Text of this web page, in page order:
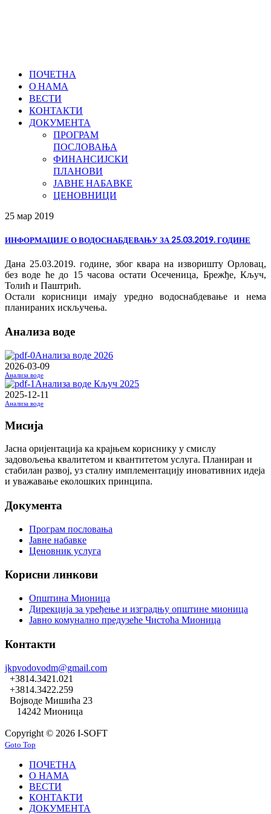
ПОЧЕТНА
О НАМА
ВЕСТИ
КОНТАКТИ
ДОКУМЕНТА
ПРОГРАМ
ПОСЛОВАЊА
ФИНАНСИЈСКИ
ПЛАНОВИ
ЈАВНЕ НАБАВКЕ
ЦЕНОВНИЦИ
25 мар 2019
ИНФОРМАЦИЈЕ О ВОДОСНАБДЕВАЊУ ЗА 25.03.2019. ГОДИНЕ
Дана 25.03.2019. године, због квара на изворишту Орловац,
без воде ће до 15 часова остати Осеченица, Брежђе, Кључ,
Толић и Паштрић.
Остали корисници имају уредно водоснабдевање и нема
планираних искључења.
Анализа воде
Анализа воде 2026
2026-03-09
Анализа воде
Анализа воде Кључ 2025
2025-12-11
Анализа воде
Мисија
Јасна оријентација ка крајњем кориснику у смислу
задовољења квалитетом и квантитетом услуга. Планиран и
стабилан развој, уз сталну имплементацију иновативних идеја
и уважавање еколошких принципа.
Документа
Програм пословања
Јавне набавке
Ценовник услуга
Корисни линкови
Општина Мионица
Дирекција за уређење и изградњу општине мионица
Јавно комунално предузеће Чистоћа Мионица
Контакти
jkpvodovodm@gmail.com
+3814.3421.021
+3814.3422.259
Војводе Мишића 23
14242 Мионица
Copyright © 2026 I-SOFT
Goto Top
ПОЧЕТНА
О НАМА
ВЕСТИ
КОНТАКТИ
ДОКУМЕНТА